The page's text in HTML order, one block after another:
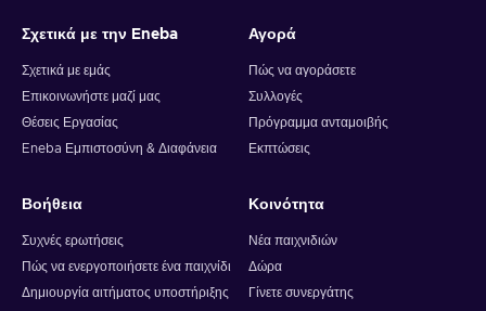
Σχετικά με την Eneba
Σχετικά με εμάς
Επικοινωνήστε μαζί μας
Θέσεις Εργασίας
Eneba Εμπιστοσύνη & Διαφάνεια
Αγορά
Πώς να αγοράσετε
Συλλογές
Πρόγραμμα ανταμοιβής
Εκπτώσεις
Βοήθεια
Συχνές ερωτήσεις
Πώς να ενεργοποιήσετε ένα παιχνίδι
Δημιουργία αιτήματος υποστήριξης
Κοινότητα
Νέα παιχνιδιών
Δώρα
Γίνετε συνεργάτης